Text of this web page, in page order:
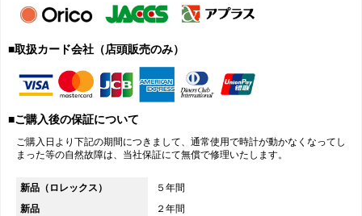
■取扱カード会社（店頭販売のみ）
■ご購入後の保証について
ご購入日より下記の期間につきまして、通常使用で時計が動かなくなってし
まった等の自然故障は、当社保証にて無償で修理いたします。
新品（ロレックス）
５年間
新品
２年間